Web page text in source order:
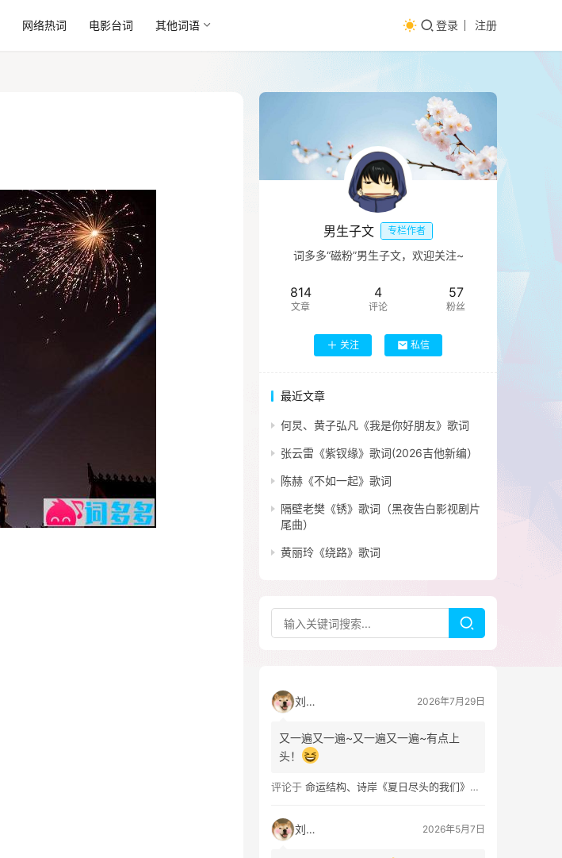
网络热词 电影台词 其他词语 登录 注册
男生子文 专栏作者
词多多“磁粉”男生子文，欢迎关注~
814
文章
4
评论
57
粉丝
关注 私信
最近文章
何炅、黄子弘凡《我是你好朋友》歌词
张云雷《紫钗缘》歌词(2026吉他新编）
陈赫《不如一起》歌词
隔壁老樊《锈》歌词（黑夜告白影视剧片
尾曲）
黄丽玲《绕路》歌词
刘看山 2026年7月29日
又一遍又一遍~又一遍又一遍~有点上
头！
评论于 命运结构、诗岸《夏日尽头的我们》歌词及钢琴谱免费获取
刘看山 2026年5月7日